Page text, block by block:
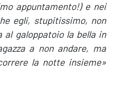
appuntamento!) e nei
egli, stupitissimo, non
al galoppatoio la bella in
a non andare, ma
la notte insieme»